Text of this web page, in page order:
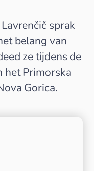
sprak
belang van
ze tijdens de
het Primorska
Gorica.